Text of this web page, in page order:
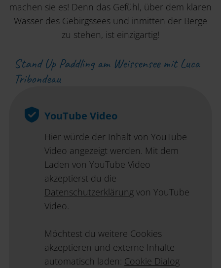
machen sie es! Denn das Gefühl, über dem klaren
Wasser des Gebirgssees und inmitten der Berge
zu stehen, ist einzigartig!
Stand Up Paddling am Weissensee mit Luca
Tribondeau
YouTube Video
Hier würde der Inhalt von YouTube
Video angezeigt werden. Mit dem
Laden von YouTube Video
akzeptierst du die
Datenschutzerklärung von YouTube
Video.
Möchtest du weitere Cookies
akzeptieren und externe Inhalte
automatisch laden: Cookie Dialog